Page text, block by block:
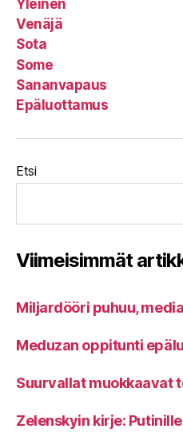
Yleinen
Venäjä
Sota
Some
Sananvapaus
Epäluottamus
Etsi
Viimeisimmät
Miljardööri puhuu,
Meduzan oppitunti
Suurvallat muokkaavat
Zelenskyin kirje: